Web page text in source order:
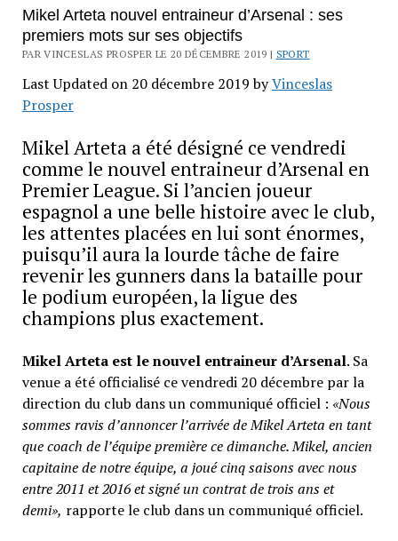
Mikel Arteta nouvel entraineur d’Arsenal : ses
premiers mots sur ses objectifs
PAR VINCESLAS PROSPER LE 20 DÉCEMBRE 2019 | SPORT
Last Updated on 20 décembre 2019 byVinceslas
Prosper
Mikel Arteta a été désigné ce vendredi
comme le nouvel entraineur d’Arsenal en
Premier League. Si l’ancien joueur
espagnol a une belle histoire avec le club,
les attentes placées en lui sont énormes,
puisqu’il aura la lourde tâche de faire
revenir les gunners dans la bataille pour
le podium européen, la ligue des
champions plus exactement.
Mikel Arteta est le nouvel entraineur d’Arsenal. Sa
venue a été officialisé ce vendredi 20 décembre par la
direction du club dans un communiqué officiel : «Nous
sommes ravis d’annoncer l’arrivée de Mikel Arteta en tant
que coach de l’équipe première ce dimanche. Mikel, ancien
capitaine de notre équipe, a joué cinq saisons avec nous
entre 2011 et 2016 et signé un contrat de trois ans et
demi», rapporte le club dans un communiqué officiel.